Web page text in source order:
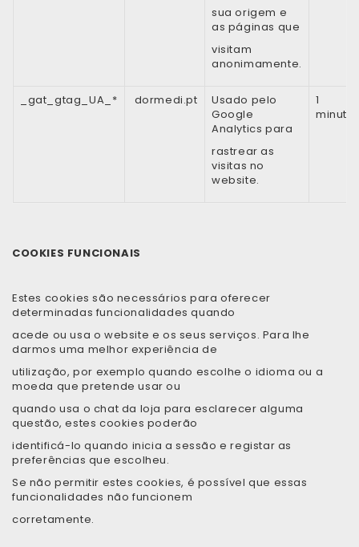
sua origem e
as páginas que
visitam
anonimamente.
_gat_gtag_UA_* dormedi.pt
Usado pelo
Google
Analytics para
rastrear as
visitas no
website.
1
minuto
COOKIES FUNCIONAIS
Estes cookies são necessários para oferecer
determinadas funcionalidades quando
acede ou usa o website e os seus serviços. Para lhe
darmos uma melhor experiência de
utilização, por exemplo quando escolhe o idioma ou a
moeda que pretende usar ou
quando usa o chat da loja para esclarecer alguma
questão, estes cookies poderão
identificá-lo quando inicia a sessão e registar as
preferências que escolheu.
Se não permitir estes cookies, é possível que essas
funcionalidades não funcionem
corretamente.